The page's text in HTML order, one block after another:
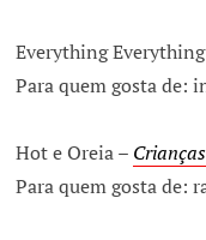
Everything
Para quem gosta de:
Hot e Oreia –
Para quem gosta de: